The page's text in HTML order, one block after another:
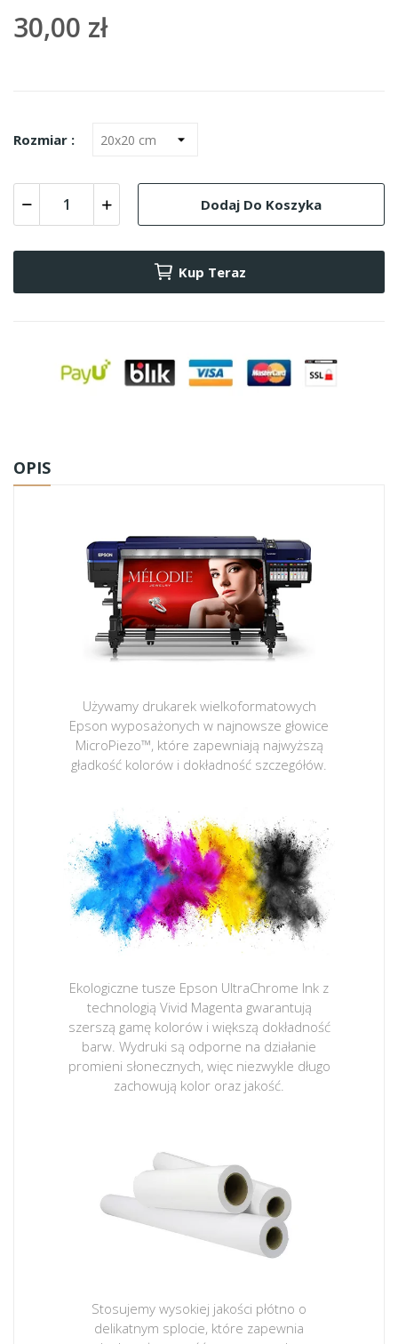
30,00 zł
Rozmiar :
Dodaj Do Koszyka
Kup Teraz
OPIS
Używamy drukarek wielkoformatowych
Epson wyposażonych w najnowsze głowice
MicroPiezo™, które zapewniają najwyższą
gładkość kolorów i dokładność szczegółów.
Ekologiczne tusze Epson UltraChrome Ink z
technologią Vivid Magenta gwarantują
szerszą gamę kolorów i większą dokładność
barw. Wydruki są odporne na działanie
promieni słonecznych, więc niezwykle długo
zachowują kolor oraz jakość.
Stosujemy wysokiej jakości płótno o
delikatnym splocie, które zapewnia